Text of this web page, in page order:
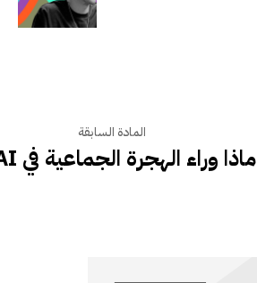
المادة السابقة
ماذا وراء الهجرة الجماعية في XAI؟